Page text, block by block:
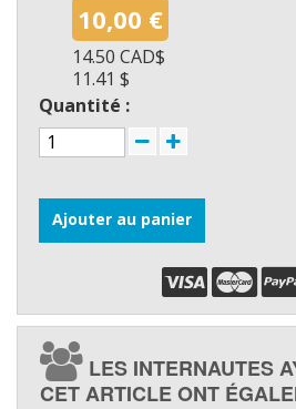
10,00 €
14.50 CAD$
11.41 $
Quantité :
Ajouter au panier
LES INTERNAUTES
CET ARTICLE ONT